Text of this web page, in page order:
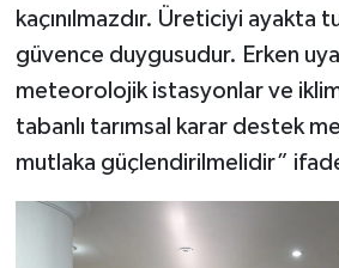
kaçınılmazdır. Üreticiyi ayakta
güvence duygusudur. Erken
meteorolojik istasyonlar ve
tabanlı tarımsal karar destek
mutlaka güçlendirilmelidir”